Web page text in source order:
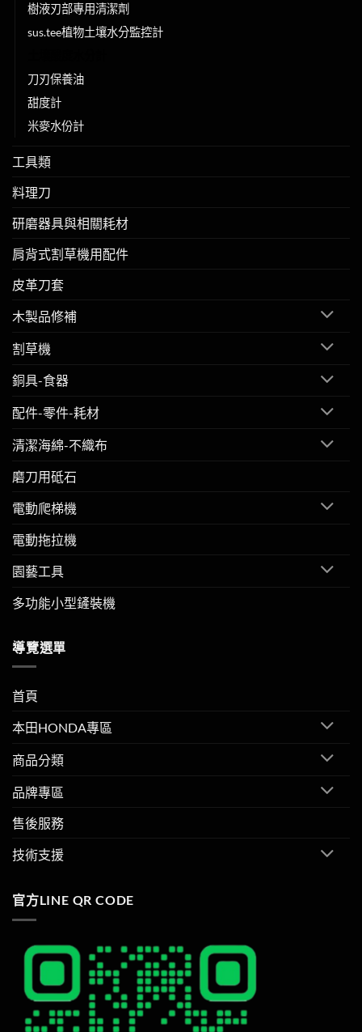
樹液刃部專用清潔劑
sus.tee植物土壤水分監控計
刀刃保養油
甜度計
米麥水份計
工具類
料理刀
研磨器具與相關耗材
肩背式割草機用配件
皮革刀套
木製品修補
割草機
銅具-食器
配件-零件-耗材
清潔海綿-不織布
磨刀用砥石
電動爬梯機
電動拖拉機
園藝工具
多功能小型鏟裝機
導覽選單
首頁
本田HONDA專區
商品分類
品牌專區
售後服務
技術支援
官方LINE QR CODE